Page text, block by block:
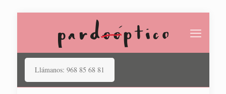
Llámanos: 968 85 68 81